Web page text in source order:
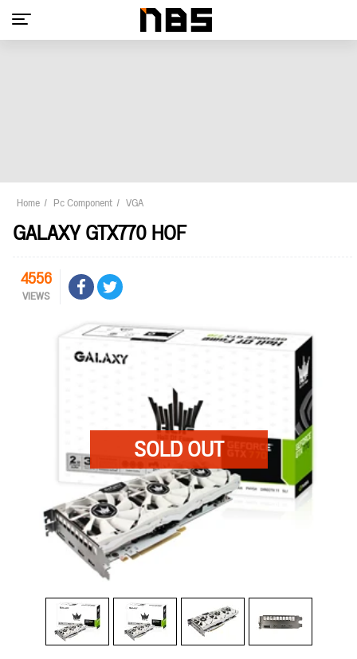
Home Pc Component VGA
GALAXY GTX770 HOF
4556
VIEWS